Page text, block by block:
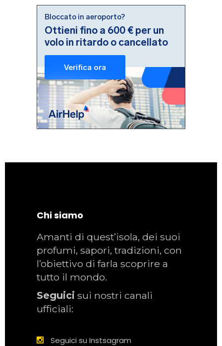
Chi siamo
Amanti di quest’isola, dei suoi
profumi, sapori, tradizioni, con
l’obiettivo di farla scoprire a
tutto il mondo.
Seguici sui nostri canali
ufficiali:
Seguici su Instsagram